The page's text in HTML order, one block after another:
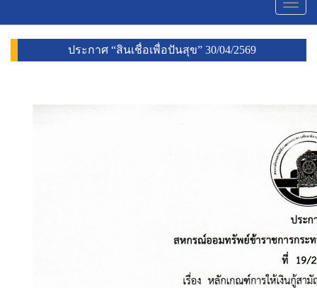
ประกาศ “สินเชื่อเพื่อปันสุข” 30/04/2569